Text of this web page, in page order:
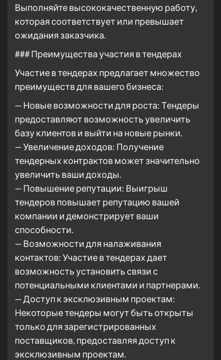
Выполняйте высококачественную работу,
которая соответствует или превышает
ожидания заказчика.
### Преимущества участия в тендерах
Участие в тендерах предлагает множество
преимуществ для вашего бизнеса:
— Новые возможности для роста: Тендеры
предоставляют возможность увеличить
базу клиентов и выйти на новые рынки.
— Увеличение доходов: Получение
тендерных контрактов может значительно
увеличить ваши доходы.
— Повышение репутации: Выигрыш
тендеров повышает репутацию вашей
компании и демонстрирует ваши
способности.
— Возможности для налаживания
контактов: Участие в тендерах дает
возможность установить связи с
потенциальными клиентами и партнерами.
— Доступ к эксклюзивным проектам:
Некоторые тендеры могут быть открыты
только для зарегистрированных
поставщиков, предоставляя доступ к
эксклюзивным проектам.